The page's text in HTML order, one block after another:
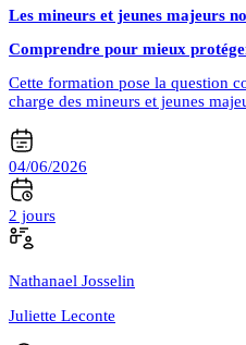
Les mineurs et jeunes majeurs
Comprendre pour mieux
Cette formation pose la question
charge des mineurs et jeunes
04/06/2026
2 jours
Nathanael Josselin
Juliette Leconte